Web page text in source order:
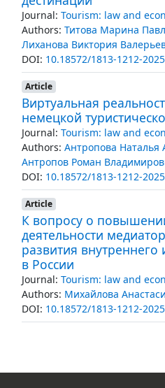
Journal: Tourism: law and
Authors: Титова Марина
Лиханова Виктория
DOI: 10.18572/1813-1212-
Article
Виртуальная
немецкой
Journal: Tourism: law and
Authors: Антропова Наталья
Антропов Роман
DOI: 10.18572/1813-1212-
Article
К вопросу о
деятельности
развития
в России
Journal: Tourism: law and
Authors: Михайлова
DOI: 10.18572/1813-1212-